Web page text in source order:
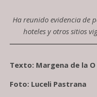
Ha reunido evidencia de
hoteles y otros sitios
Texto: Margena de la O
Foto: Luceli Pastrana